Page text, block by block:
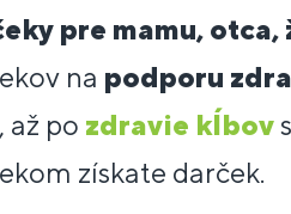
pre mamu, otca,
na podporu
až po zdravie kĺbov
získate darček.